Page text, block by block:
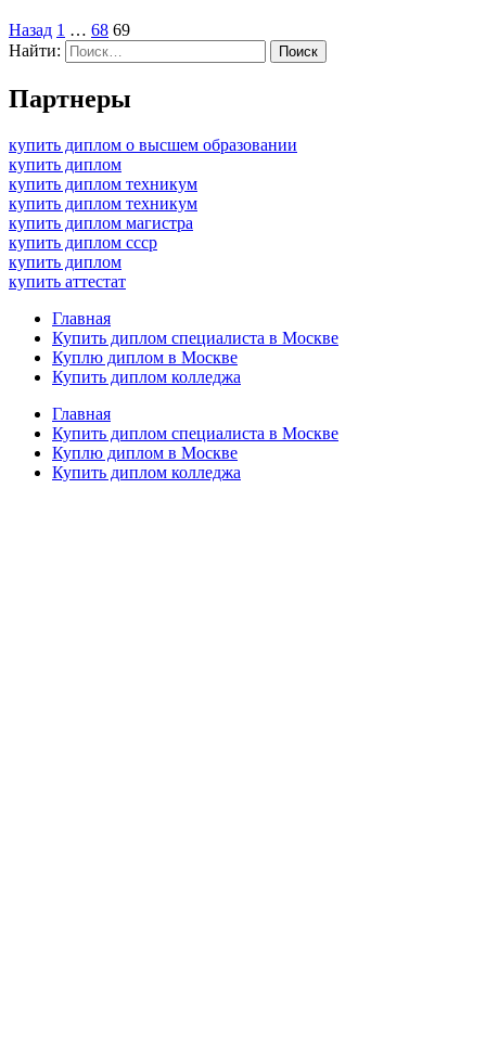
Назад 1 … 68 69
Найти:
Партнеры
купить диплом о высшем образовании
купить диплом
купить диплом техникум
купить диплом техникум
купить диплом магистра
купить диплом ссср
купить диплом
купить аттестат
Главная
Купить диплом специалиста в Москве
Куплю диплом в Москве
Купить диплом колледжа
Главная
Купить диплом специалиста в Москве
Куплю диплом в Москве
Купить диплом колледжа